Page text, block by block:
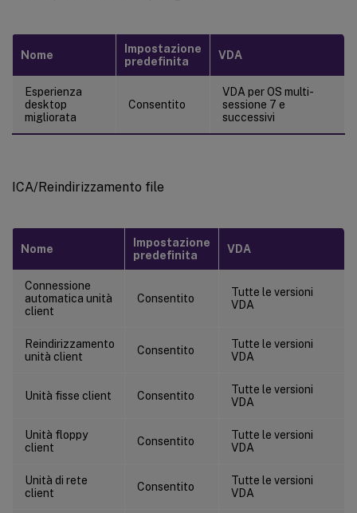
Nome
Impostazione
predefinita
VDA
Esperienza
desktop
migliorata
Consentito
VDA per OS multi-
sessione 7 e
successivi
ICA/Reindirizzamento file
Nome
Impostazione
predefinita
VDA
Connessione
automatica unità
client
Consentito
Tutte le versioni
VDA
Reindirizzamento
unità client
Consentito
Tutte le versioni
VDA
Unità fisse client Consentito
Tutte le versioni
VDA
Unità floppy
client
Consentito
Tutte le versioni
VDA
Unità di rete
client
Consentito
Tutte le versioni
VDA